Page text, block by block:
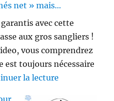
net » mais…
avec cette
aux gros sangliers !
vous comprendrez
est toujours nécessaire
la lecture